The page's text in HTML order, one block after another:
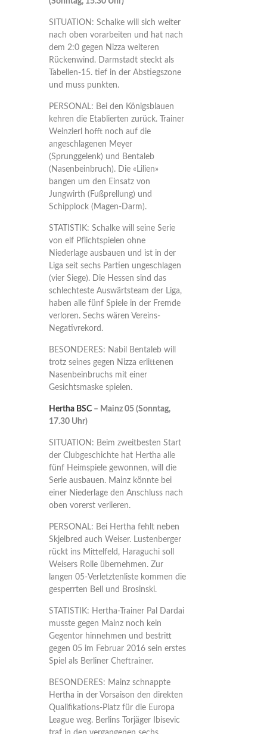
SITUATION: Schalke will sich weiter
nach oben vorarbeiten und hat nach
dem 2:0 gegen Nizza weiteren
Rückenwind. Darmstadt steckt als
Tabellen-15. tief in der Abstiegszone
und muss punkten.
PERSONAL: Bei den Königsblauen
kehren die Etablierten zurück. Trainer
Weinzierl hofft noch auf die
angeschlagenen Meyer
(Sprunggelenk) und Bentaleb
(Nasenbeinbruch). Die «Lilien»
bangen um den Einsatz von
Jungwirth (Fußprellung) und
Schipplock (Magen-Darm).
STATISTIK: Schalke will seine Serie
von elf Pflichtspielen ohne
Niederlage ausbauen und ist in der
Liga seit sechs Partien ungeschlagen
(vier Siege). Die Hessen sind das
schlechteste Auswärtsteam der Liga,
haben alle fünf Spiele in der Fremde
verloren. Sechs wären Vereins-
Negativrekord.
BESONDERES: Nabil Bentaleb will
trotz seines gegen Nizza erlittenen
Nasenbeinbruchs mit einer
Gesichtsmaske spielen.
Hertha BSC– Mainz 05 (Sonntag,
17.30 Uhr)
SITUATION: Beim zweitbesten Start
der Clubgeschichte hat Hertha alle
fünf Heimspiele gewonnen, will die
Serie ausbauen. Mainz könnte bei
einer Niederlage den Anschluss nach
oben vorerst verlieren.
PERSONAL: Bei Hertha fehlt neben
Skjelbred auch Weiser. Lustenberger
rückt ins Mittelfeld, Haraguchi soll
Weisers Rolle übernehmen. Zur
langen 05-Verletztenliste kommen die
gesperrten Bell und Brosinski.
STATISTIK: Hertha-Trainer Pal Dardai
musste gegen Mainz noch kein
Gegentor hinnehmen und bestritt
gegen 05 im Februar 2016 sein erstes
Spiel als Berliner Cheftrainer.
BESONDERES: Mainz schnappte
Hertha in der Vorsaison den direkten
Qualifikations-Platz für die Europa
League weg. Berlins Torjäger Ibisevic